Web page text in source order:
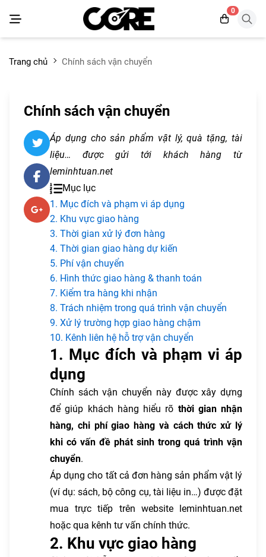
0
Trang chủ Chính sách vận chuyển
Chính sách vận chuyển
Áp dụng cho sản phẩm vật lý, quà tặng, tài
liệu… được gửi tới khách hàng từ
leminhtuan.net
Mục lục
1. Mục đích và phạm vi áp dụng
2. Khu vực giao hàng
3. Thời gian xử lý đơn hàng
4. Thời gian giao hàng dự kiến
5. Phí vận chuyển
6. Hình thức giao hàng & thanh toán
7. Kiểm tra hàng khi nhận
8. Trách nhiệm trong quá trình vận chuyển
9. Xử lý trường hợp giao hàng chậm
10. Kênh liên hệ hỗ trợ vận chuyển
1. Mục đích và phạm vi áp
dụng
Chính sách vận chuyển này được xây dựng
để giúp khách hàng hiểu rõ thời gian nhận
hàng, chi phí giao hàng và cách thức xử lý
khi có vấn đề phát sinh trong quá trình vận
chuyển.
Áp dụng cho tất cả đơn hàng sản phẩm vật lý
(ví dụ: sách, bộ công cụ, tài liệu in…) được đặt
mua trực tiếp trên website leminhtuan.net
hoặc qua kênh tư vấn chính thức.
2. Khu vực giao hàng